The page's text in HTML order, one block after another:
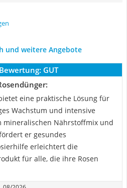
und weitere Angebote
GUT
eine praktische Lösung für
Wachstum und intensive
mineralischen Nährstoffmix und
er gesundes
erleichtert die
für alle, die ihre Rosen